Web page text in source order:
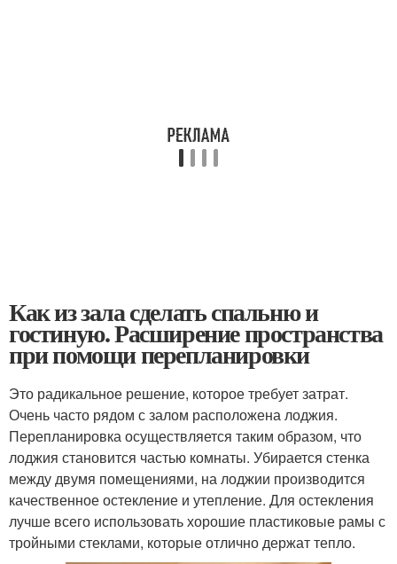
Как из зала сделать спальню и
гостиную. Расширение пространства
при помощи перепланировки
Это радикальное решение, которое требует затрат.
Очень часто рядом с залом расположена лоджия.
Перепланировка осуществляется таким образом, что
лоджия становится частью комнаты. Убирается стенка
между двумя помещениями, на лоджии производится
качественное остекление и утепление. Для остекления
лучше всего использовать хорошие пластиковые рамы с
тройными стеклами, которые отлично держат тепло.